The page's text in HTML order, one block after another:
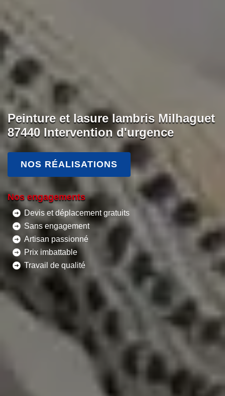
Peinture et lasure lambris Milhaguet
87440 Intervention d'urgence
NOS RÉALISATIONS
Nos engagements
Devis et déplacement gratuits
Sans engagement
Artisan passionné
Prix imbattable
Travail de qualité